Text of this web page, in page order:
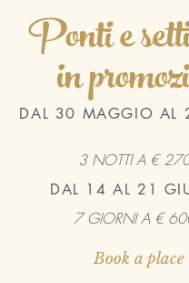
Ponti e
in
DAL 30 MAGGIO AL
3 NOTTI A €
DAL 14 AL 21
7 GIORNI A €
Book a place